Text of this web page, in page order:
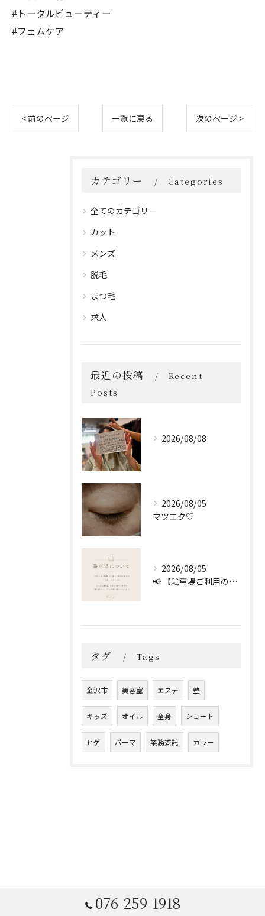
#トータルビューティー
#フェムケア
< 前のページ 一覧に戻る 次のページ >
カテゴリー Categories
全てのカテゴリー
カット
メンズ
脱毛
まつ毛
求人
最近の投稿
Recent
Posts
2026/08/08
2026/08/05
マツエク♡
2026/08/05
📢 【駐車場ご利用のお願い】 🚗
タグ Tags
金沢市 美容室 エステ 塾
キッズ オイル 全身 ショート
ヒゲ パーマ 業務委託 カラー
076-259-1918